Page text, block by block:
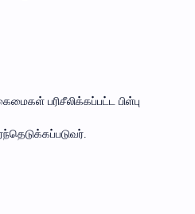
பரிசீலிக்கப்பட்ட பிள்பு